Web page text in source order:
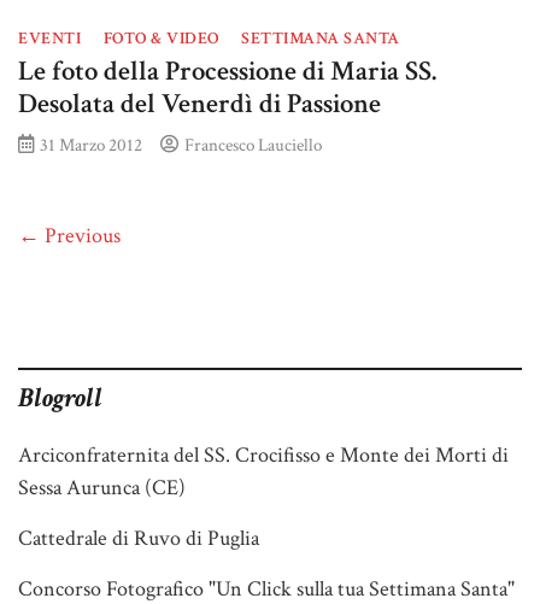
EVENTI FOTO & VIDEO SETTIMANA SANTA
Le foto della Processione di Maria SS.
Desolata del Venerdì di Passione
31 Marzo 2012 Francesco Lauciello
← Previous
Blogroll
Arciconfraternita del SS. Crocifisso e Monte dei Morti di
Sessa Aurunca (CE)
Cattedrale di Ruvo di Puglia
Concorso Fotografico "Un Click sulla tua Settimana Santa"